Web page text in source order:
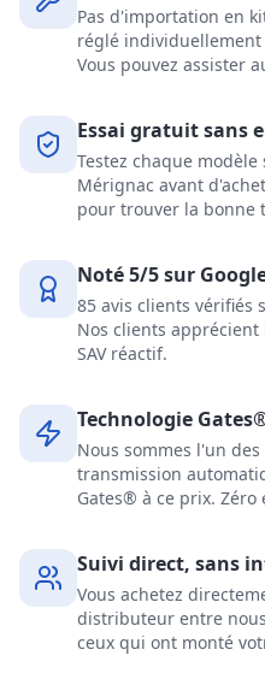
Pas d'importation en
réglé
Vous pouvez assister
Essai gratuit sans
Testez chaque
Mérignac avant
pour trouver la bonne
Noté 5/5 sur
85 avis clients vérifiés
Nos clients
SAV réactif.
Technologie
Nous sommes l'un
transmission
Gates® à ce prix.
Suivi direct, sans
Vous achetez
distributeur entre
ceux qui ont monté